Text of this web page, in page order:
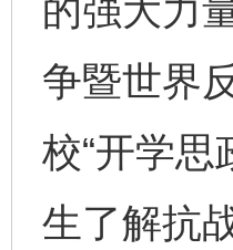
的强大力
争暨世界
校“开学
生了解抗